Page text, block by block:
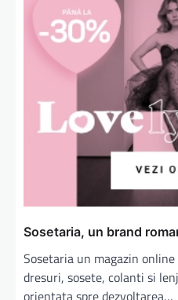
Sosetaria, un brand
Sosetaria un magazin
dresuri, sosete, colanti si
orientata spre dezvoltarea…